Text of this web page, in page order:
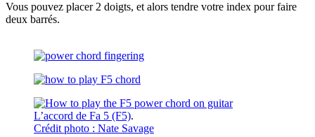
Vous pouvez placer 2 doigts, et alors tendre votre index pour faire
deux barrés.
L’accord de Fa 5 (F5).
Crédit photo : Nate Savage